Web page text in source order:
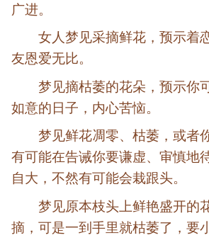
广进。
女人梦见采摘鲜花，预示着
友恩爱无比。
梦见摘枯萎的花朵，预示你
如意的日子，内心苦恼。
梦见鲜花凋零、枯萎，或者
有可能在告诫你要谦虚、审慎地
自大，不然有可能会栽跟头。
梦见原本枝头上鲜艳盛开的
摘，可是一到手里就枯萎了，要